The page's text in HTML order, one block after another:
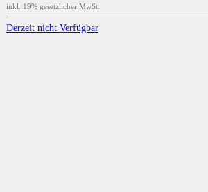
inkl. 19% gesetzlicher MwSt.
Derzeit nicht Verfügbar